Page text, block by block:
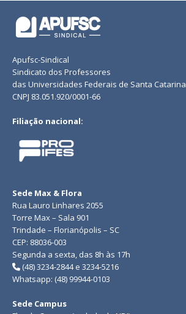
Apufsc-Sindical
Sindicato dos Professores
das Universidades Federais de Santa Catarina
CNPJ 83.051.920/0001-66
Filiação nacional:
Sede Max & Flora
Rua Lauro Linhares 2055
Torre Max – Sala 901
Trindade – Florianópolis – SC
CEP: 88036-003
Segunda a sexta, das 8h às 17h
(48) 3234-2844 e 3234-5216
Whatsapp: (48) 99944-0103
Sede Campus